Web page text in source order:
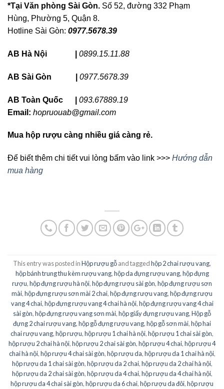
*Tại Văn phòng Sài Gòn. Số 52, đường 332 Phạm
Hùng, Phường 5, Quận 8.
Hotline Sài Gòn: 0977.5678.39
AB Hà Nội | 0899.15.11.88
AB Sài Gòn | 0977.5678.39
AB Toàn Quốc |
093.67889.19
Email: hopruouab@gmail.com
Mua hộp rượu càng nhiều giá càng rẻ.
Để biết thêm chi tiết vui lòng bấm vào link >>> Hướng dẫn
mua hàng
This entry was posted inHộp rượu gỗand taggedhộp 2 chai rượu vang,
hộp bánh trung thu kèm rượu vang,hộp da đựng rượu vang,hộp đựng
rượu,hộp đựng rượu hà nội,hộp đựng rượu sài gòn,hộp đựng rượu sơn
mài,hộp đựng rượu sơn mài 2 chai,hộp đựng rượu vang,hộp đựng rượu
vang 4 chai,hộp đựng rượu vang 4 chai hà nội,hộp đựng rượu vang 4 chai
sài gòn,hộp đựng rượu vang sơn mài,hộp giấy đựng rượu vang,Hộp gỗ
đựng 2 chai rượu vang,hộp gỗ đựng rượu vang,hộp gỗ sơn mài,hộp hai
chai rượu vang,hộp rượu,hộp rượu 1 chai hà nội,hộp rượu 1 chai sài gòn,
hộp rượu 2 chai hà nội,hộp rượu 2 chai sài gòn,hộp rượu 4 chai,hộp rượu 4
chai hà nội,hộp rượu 4 chai sài gòn,hộp rượu da,hộp rượu da 1 chai hà nội,
hộp rượu da 1 chai sài gòn,hộp rượu da 2 chai,hộp rượu da 2 chai hà nội,
hộp rượu da 2 chai sài gòn,hộp rượu da 4 chai,hộp rượu da 4 chai hà nội,
hộp rượu da 4 chai sài gòn,hộp rượu da 6 chai,hộp rượu da đôi,hộp rượu